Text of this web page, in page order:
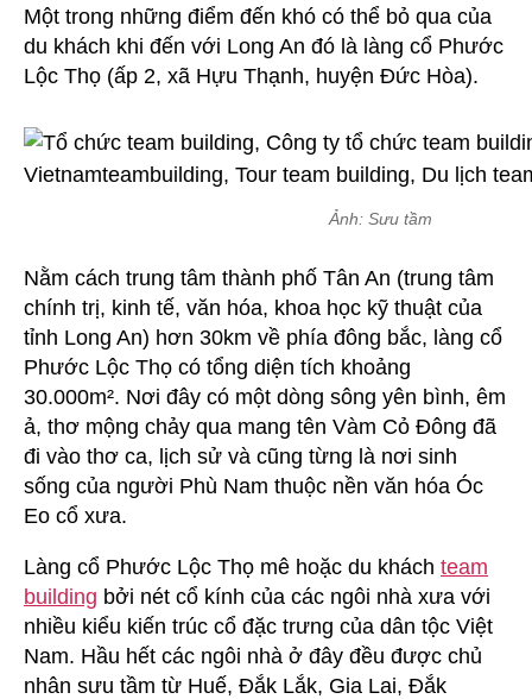
Một trong những điểm đến khó có thể bỏ qua của
du khách khi đến với Long An đó là làng cổ Phước
Lộc Thọ (ấp 2, xã Hựu Thạnh, huyện Đức Hòa).
Ảnh: Sưu tầm
Nằm cách trung tâm thành phố Tân An (trung tâm
chính trị, kinh tế, văn hóa, khoa học kỹ thuật của
tỉnh Long An) hơn 30km về phía đông bắc, làng cổ
Phước Lộc Thọ có tổng diện tích khoảng
30.000m². Nơi đây có một dòng sông yên bình, êm
ả, thơ mộng chảy qua mang tên Vàm Cỏ Đông đã
đi vào thơ ca, lịch sử và cũng từng là nơi sinh
sống của người Phù Nam thuộc nền văn hóa Óc
Eo cổ xưa.
Làng cổ Phước Lộc Thọ mê hoặc du khách team
building bởi nét cổ kính của các ngôi nhà xưa với
nhiều kiểu kiến trúc cổ đặc trưng của dân tộc Việt
Nam. Hầu hết các ngôi nhà ở đây đều được chủ
nhân sưu tầm từ Huế, Đắk Lắk, Gia Lai, Đắk